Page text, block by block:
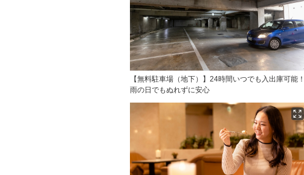
【無料駐車場（地下）】24時間いつでも入出庫可能！
雨の日でもぬれずに安心